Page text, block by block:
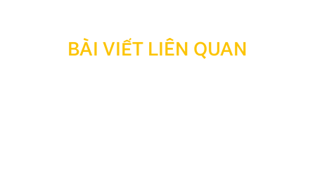
BÀI VIẾT LIÊN QUAN